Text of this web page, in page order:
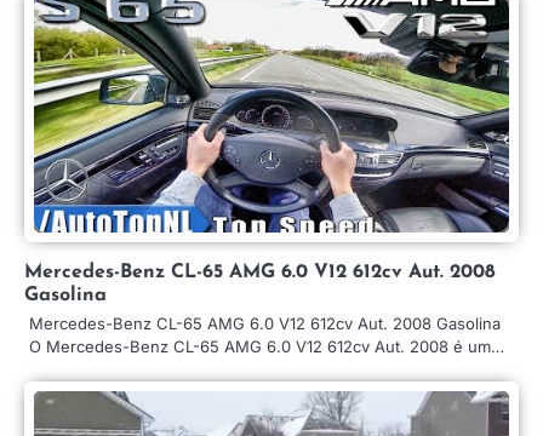
Mercedes-Benz CL-65 AMG 6.0 V12 612cv Aut. 2008
Gasolina
Mercedes-Benz CL-65 AMG 6.0 V12 612cv Aut. 2008 Gasolina
O Mercedes-Benz CL-65 AMG 6.0 V12 612cv Aut. 2008 é um…